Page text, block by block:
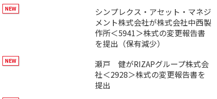
シンプレクス・アセット・マネジ
メント株式会社が株式会社中西製
作所＜5941＞株式の変更報告書
を提出（保有減少）
瀬戸 健がRIZAPグループ株式会
社＜2928＞株式の変更報告書を
提出